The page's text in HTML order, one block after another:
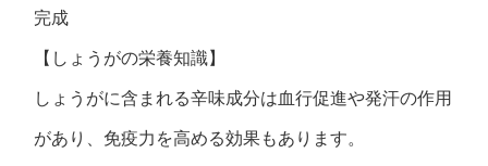
完成
【しょうがの栄養知識】
しょうがに含まれる辛味成分は血行促進や発汗の作用
があり、免疫力を高める効果もあります。